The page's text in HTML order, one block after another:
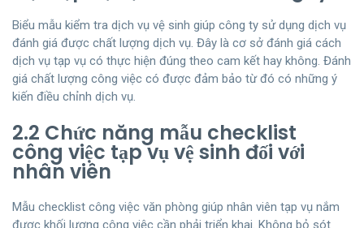
Biểu mẫu kiểm tra dịch vụ vệ sinh giúp công ty sử dụng dịch vụ
đánh giá được chất lượng dịch vụ. Đây là cơ sở đánh giá cách
dịch vụ tạp vụ có thực hiện đúng theo cam kết hay không. Đánh
giá chất lượng công việc có được đảm bảo từ đó có những ý
kiến điều chỉnh dịch vụ.
2.2 Chức năng mẫu checklist
công việc tạp vụ vệ sinh đối với
nhân viên
Mẫu checklist công việc văn phòng giúp nhân viên tạp vụ nắm
được khối lượng công việc cần phải triển khai. Không bỏ sót